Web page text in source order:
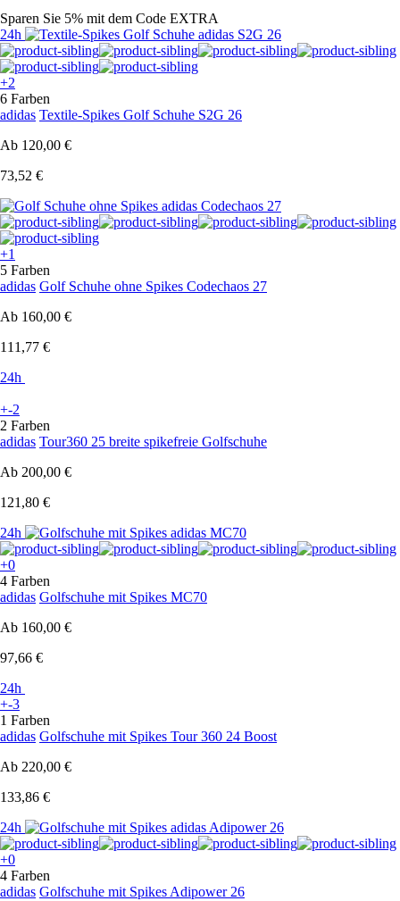
Sparen Sie 5% mit dem Code EXTRA
24h
+2
6 Farben
adidas Textile-Spikes Golf Schuhe S2G 26
Ab 120,00 €
73,52 €
+1
5 Farben
adidas Golf Schuhe ohne Spikes Codechaos 27
Ab 160,00 €
111,77 €
24h
+-2
2 Farben
adidas Tour360 25 breite spikefreie Golfschuhe
Ab 200,00 €
121,80 €
24h
+0
4 Farben
adidas Golfschuhe mit Spikes MC70
Ab 160,00 €
97,66 €
24h
+-3
1 Farben
adidas Golfschuhe mit Spikes Tour 360 24 Boost
Ab 220,00 €
133,86 €
24h
+0
4 Farben
adidas Golfschuhe mit Spikes Adipower 26